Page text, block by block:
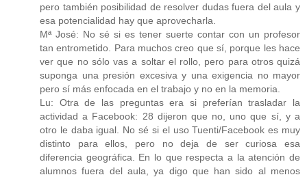
pero también posibilidad de resolver dudas fuera del aula y
esa potencialidad hay que aprovecharla.
Mª José: No sé si es tener suerte contar con un profesor
tan entrometido. Para muchos creo que sí, porque les hace
ver que no sólo vas a soltar el rollo, pero para otros quizá
suponga una presión excesiva y una exigencia no mayor
pero sí más enfocada en el trabajo y no en la memoria.
Lu: Otra de las preguntas era si preferían trasladar la
actividad a Facebook: 28 dijeron que no, uno que sí, y a
otro le daba igual. No sé si el uso Tuenti/Facebook es muy
distinto para ellos, pero no deja de ser curiosa esa
diferencia geográfica. En lo que respecta a la atención de
alumnos fuera del aula, ya digo que han sido al menos